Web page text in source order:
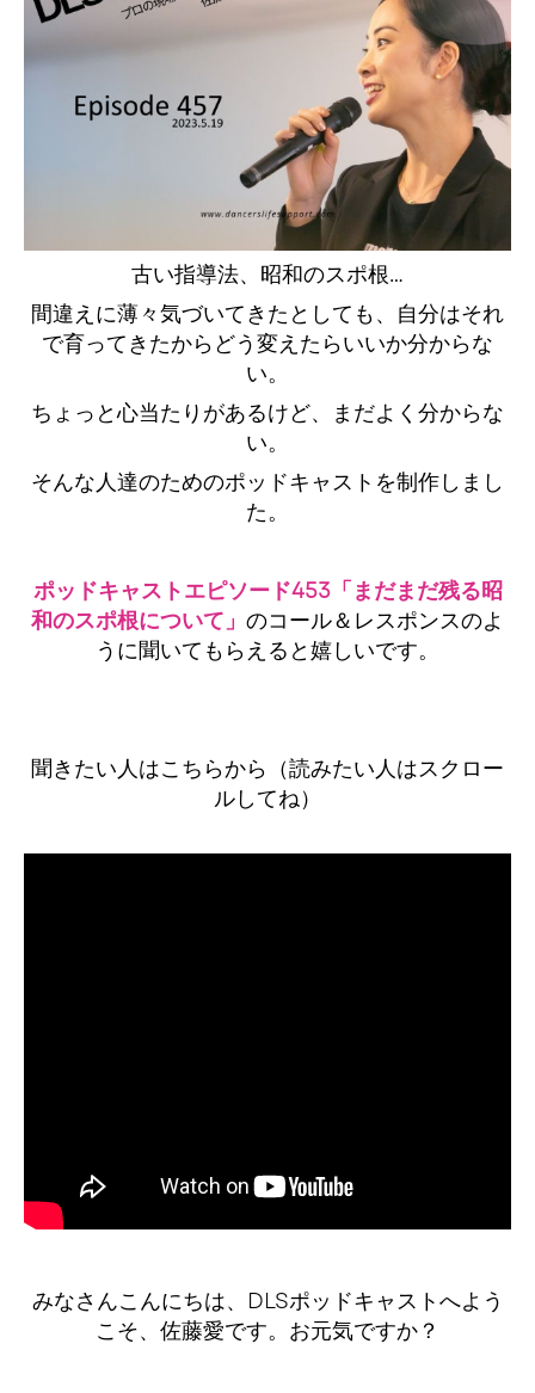
古い指導法、昭和のスポ根…
間違えに薄々気づいてきたとしても、自分はそれ
で育ってきたからどう変えたらいいか分からな
い。
ちょっと心当たりがあるけど、まだよく分からな
い。
そんな人達のためのポッドキャストを制作しまし
た。
ポッドキャストエピソード453「まだまだ残る昭
和のスポ根について」 のコール＆レスポンスのよ
うに聞いてもらえると嬉しいです。
聞きたい人はこちらから（読みたい人はスクロー
ルしてね）
みなさんこんにちは、DLSポッドキャストへよう
こそ、佐藤愛です。お元気ですか？